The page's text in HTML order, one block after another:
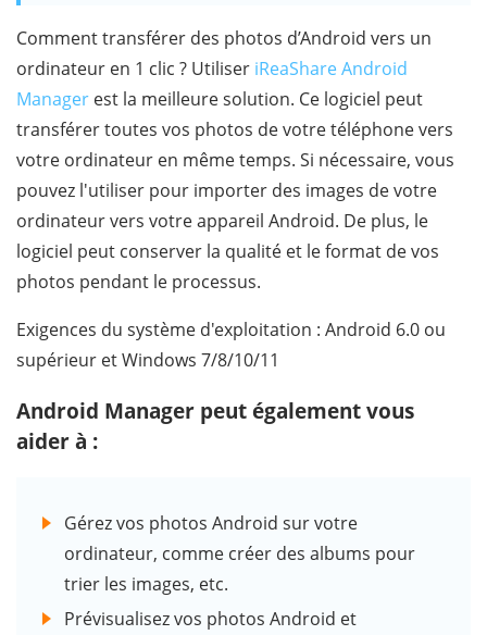
Comment transférer des photos d’Android vers un
ordinateur en 1 clic ? Utiliser iReaShare Android
Manager est la meilleure solution. Ce logiciel peut
transférer toutes vos photos de votre téléphone vers
votre ordinateur en même temps. Si nécessaire, vous
pouvez l'utiliser pour importer des images de votre
ordinateur vers votre appareil Android. De plus, le
logiciel peut conserver la qualité et le format de vos
photos pendant le processus.
Exigences du système d'exploitation : Android 6.0 ou
supérieur et Windows 7/8/10/11
Android Manager peut également vous
aider à :
Gérez vos photos Android sur votre
ordinateur, comme créer des albums pour
trier les images, etc.
Prévisualisez vos photos Android et